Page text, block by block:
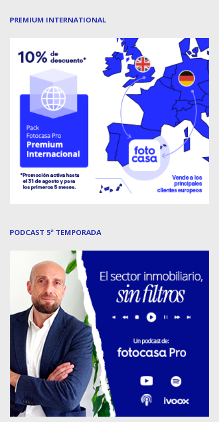
PREMIUM INTERNATIONAL
PODCAST 5ª TEMPORADA